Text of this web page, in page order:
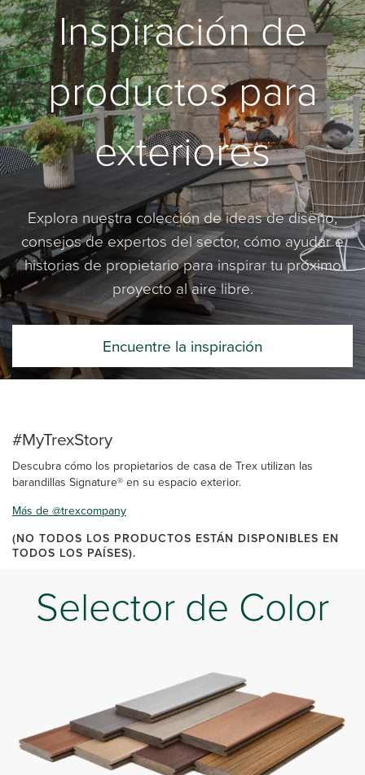
Inspiración de
productos para
exteriores
Explora nuestra colección de ideas de diseño,
consejos de expertos del sector, cómo ayudar e
historias de propietario para inspirar tu próximo
proyecto al aire libre.
Encuentre la inspiración
#MyTrexStory
Descubra cómo los propietarios de casa de Trex utilizan las
barandillas Signature® en su espacio exterior.
Más de @trexcompany
(NO TODOS LOS PRODUCTOS ESTÁN DISPONIBLES EN
TODOS LOS PAÍSES).
Selector de Color